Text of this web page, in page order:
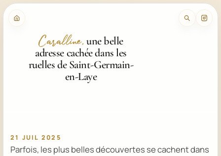
Caralline,une belle
adresse cachée dans les
ruelles de Saint-Germain-
en-Laye
21 JUIL 2025
Parfois, les plus belles découvertes se cachent dans